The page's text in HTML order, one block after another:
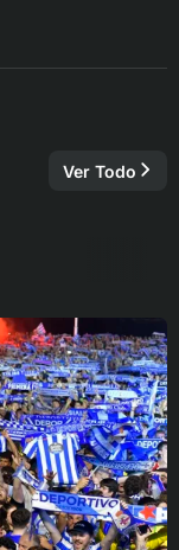
Ver Todo